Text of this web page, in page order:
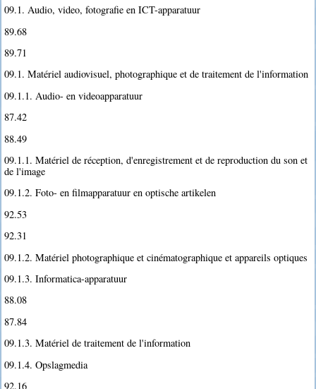
09.1. Audio, video, fotografie en ICT-apparatuur
89.68
89.71
09.1. Matériel audiovisuel, photographique et de traitement de l'information
09.1.1. Audio- en videoapparatuur
87.42
88.49
09.1.1. Matériel de réception, d'enregistrement et de reproduction du son et
de l'image
09.1.2. Foto- en filmapparatuur en optische artikelen
92.53
92.31
09.1.2. Matériel photographique et cinématographique et appareils optiques
09.1.3. Informatica-apparatuur
88.08
87.84
09.1.3. Matériel de traitement de l'information
09.1.4. Opslagmedia
92.16